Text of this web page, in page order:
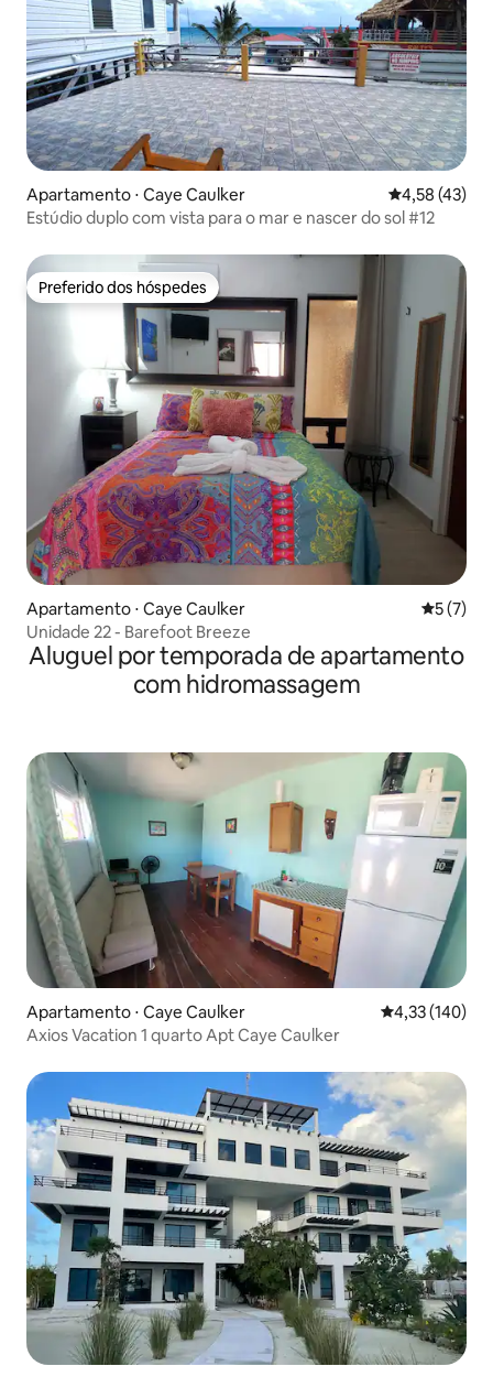
Apartamento ⋅ Caye Caulker 4,58 de uma
4,58 (43)
Estúdio duplo com vista para o mar e nascer do sol #12
Preferido dos hóspedes
Preferido dos hóspedes
Apartamento ⋅ Caye Caulker 5 de
5 (7)
Unidade 22 - Barefoot Breeze
Aluguel por temporada de apartamento
com hidromassagem
Apartamento ⋅ Caye Caulker 4,33 de uma
4,33 (140)
Axios Vacation 1 quarto Apt Caye Caulker